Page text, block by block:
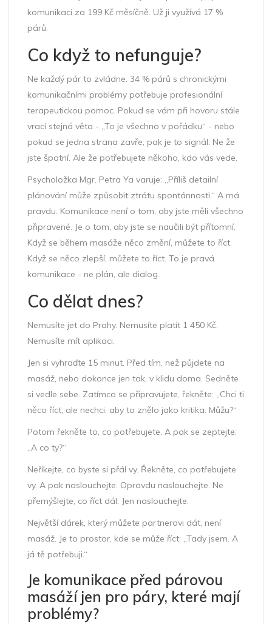
komunikaci za 199 Kč měsíčně. Už ji využívá 17 %
párů.
Co když to nefunguje?
Ne každý pár to zvládne. 34 % párů s chronickými
komunikačními problémy potřebuje profesionální
terapeutickou pomoc. Pokud se vám při hovoru stále
vrací stejná věta - „To je všechno v pořádku“ - nebo
pokud se jedna strana zavře, pak je to signál. Ne že
jste špatní. Ale že potřebujete někoho, kdo vás vede.
Psycholožka Mgr. Petra Ya varuje: „Příliš detailní
plánování může způsobit ztrátu spontánnosti.“ A má
pravdu. Komunikace není o tom, aby jste měli všechno
připravené. Je o tom, aby jste se naučili být přítomní.
Když se během masáže něco změní, můžete to říct.
Když se něco zlepší, můžete to říct. To je pravá
komunikace - ne plán, ale dialog.
Co dělat dnes?
Nemusíte jet do Prahy. Nemusíte platit 1 450 Kč.
Nemusíte mít aplikaci.
Jen si vyhraďte 15 minut. Před tím, než půjdete na
masáž, nebo dokonce jen tak, v klidu doma. Sedněte
si vedle sebe. Zatímco se připravujete, řekněte: „Chci ti
něco říct, ale nechci, aby to znělo jako kritika. Můžu?“
Potom řekněte to, co potřebujete. A pak se zeptejte:
„A co ty?“
Neříkejte, co byste si přál vy. Řekněte, co potřebujete
vy. A pak naslouchejte. Opravdu naslouchejte. Ne
přemýšlejte, co říct dál. Jen naslouchejte.
Největší dárek, který můžete partnerovi dát, není
masáž. Je to prostor, kde se může říct: „Tady jsem. A
já tě potřebuji.“
Je komunikace před párovou
masáží jen pro páry, které mají
problémy?